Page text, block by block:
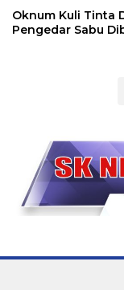
Oknum Kuli Tinta
Pengedar Sabu